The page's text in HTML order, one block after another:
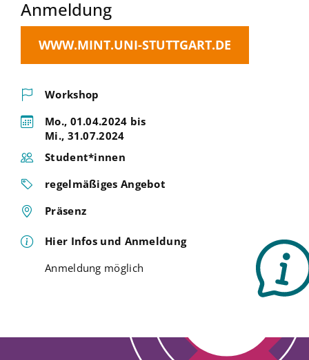
Anmeldung
WWW.MINT.UNI-STUTTGART.DE
Workshop
Mo., 01.04.2024 bis
Mi., 31.07.2024
Student*innen
regelmäßiges Angebot
Präsenz
Hier Infos und Anmeldung
Anmeldung möglich